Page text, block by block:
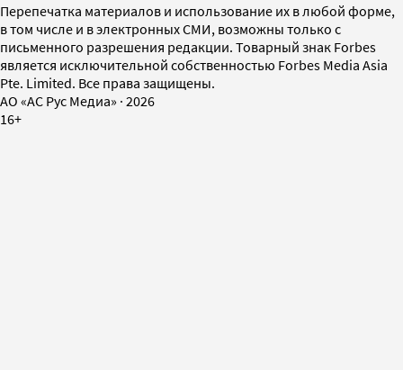
Перепечатка материалов и использование их в любой форме,
в том числе и в электронных СМИ, возможны только с
письменного разрешения редакции. Товарный знак Forbes
является исключительной собственностью Forbes Media Asia
Pte. Limited. Все права защищены.
AO «АС Рус Медиа» · 2026
16+